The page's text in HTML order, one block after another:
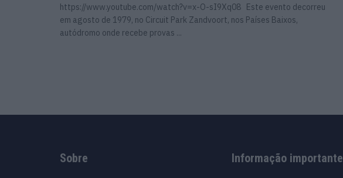
https://www.youtube.com/watch?v=x-O-sI9Xq08 Este evento decorreu
em agosto de 1979, no Circuit Park Zandvoort, nos Países Baixos,
autódromo onde recebe provas ...
Sobre Informação importante